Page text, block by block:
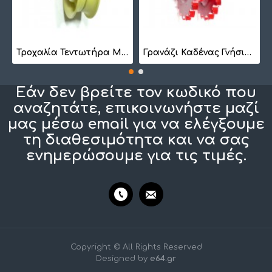
Τροχαλία Τεντωτήρα Μικρή BS 1022 Γρανάζι Καδένας Γνήσιο 1257410201
Εάν δεν βρείτε τον κωδικό που
αναζητάτε, επικοινωνήστε μαζί
μας μέσω email για να ελέγξουμε
τη διαθεσιμότητα και να σας
ενημερώσουμε για τις τιμές.
Copyright © All Rights Reserved
Designed by e64.gr